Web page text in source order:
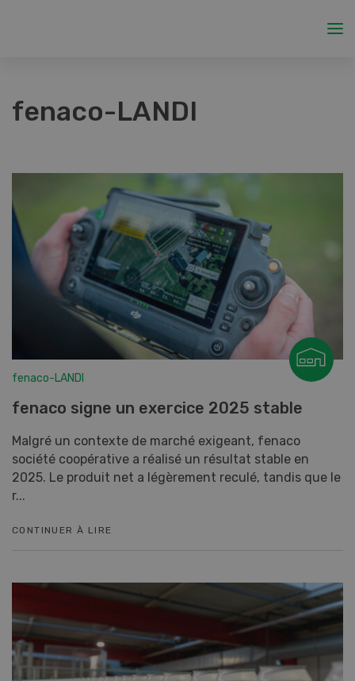
fenaco-LANDI
fenaco-LANDI
fenaco signe un exercice 2025 stable
Malgré un contexte de marché exigeant, fenaco
société coopérative a réalisé un résultat stable en
2025. Le produit net a légèrement reculé, tandis que le
r...
CONTINUER À LIRE